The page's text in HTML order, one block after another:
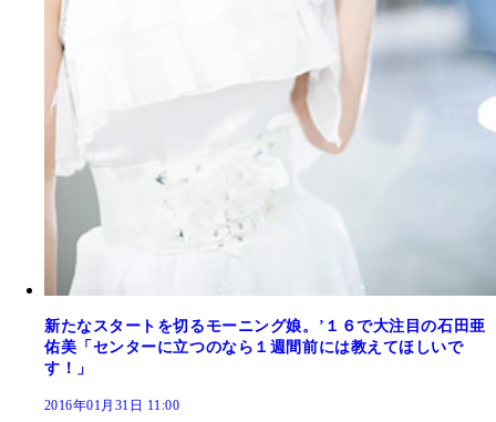
新たなスタートを切るモーニング娘。’１６で大注目の石田亜
佑美「センターに立つのなら１週間前には教えてほしいで
す！」
2016年01月31日 11:00